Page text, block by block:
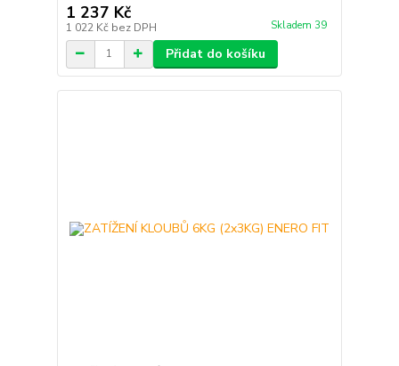
1 237 Kč
1 022 Kč bez DPH Skladem 39
Přidat do košíku